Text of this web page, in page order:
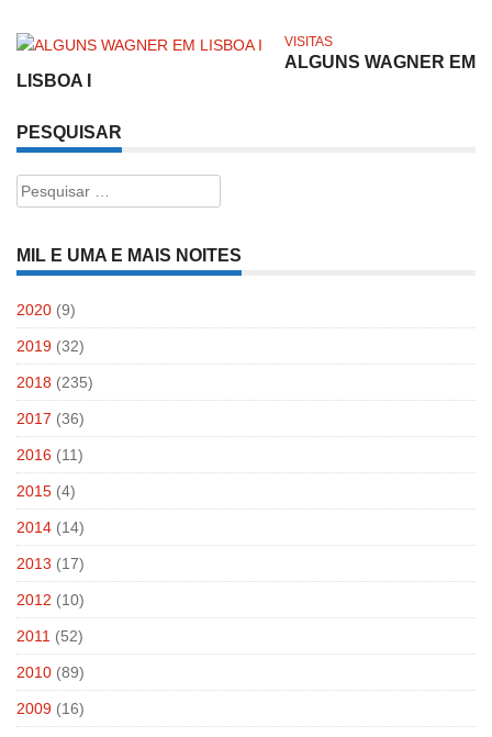
VISITAS
ALGUNS WAGNER EM
LISBOA I
PESQUISAR
Pesquisar
por:
MIL E UMA E MAIS NOITES
2020 (9)
2019 (32)
2018 (235)
2017 (36)
2016 (11)
2015 (4)
2014 (14)
2013 (17)
2012 (10)
2011 (52)
2010 (89)
2009 (16)